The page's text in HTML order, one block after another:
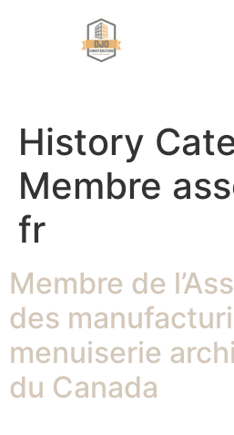
History
Membre
fr
Membre de
des
menuiserie
du Canada